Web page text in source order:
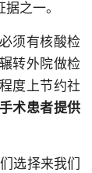
之一。
须有核酸检
转外院做检
度上节约社
术患者提供
选择来我们